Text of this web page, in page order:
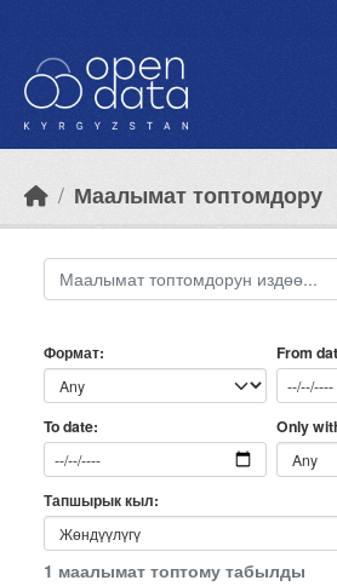
Маалымат топтомдору
Формат From
To date Only
Тапшырык кыл
1 маалымат топтому табылды